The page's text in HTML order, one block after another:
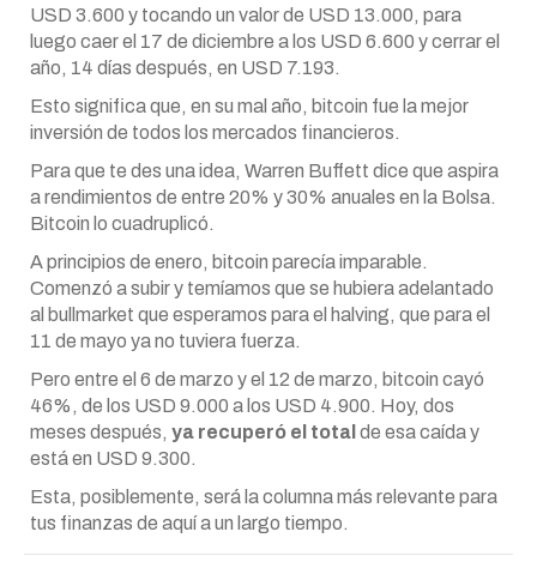
USD 3.600 y tocando un valor de USD 13.000, para
luego caer el 17 de diciembre a los USD 6.600 y cerrar el
año, 14 días después, en USD 7.193.
Esto significa que, en su mal año, bitcoin fue la mejor
inversión de todos los mercados financieros.
Para que te des una idea, Warren Buffett dice que aspira
a rendimientos de entre 20% y 30% anuales en la Bolsa.
Bitcoin lo cuadruplicó.
A principios de enero, bitcoin parecía imparable.
Comenzó a subir y temíamos que se hubiera adelantado
al bullmarket que esperamos para el halving, que para el
11 de mayo ya no tuviera fuerza.
Pero entre el 6 de marzo y el 12 de marzo, bitcoin cayó
46%, de los USD 9.000 a los USD 4.900. Hoy, dos
meses después, ya recuperó el total de esa caída y
está en USD 9.300.
Esta, posiblemente, será la columna más relevante para
tus finanzas de aquí a un largo tiempo.